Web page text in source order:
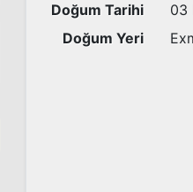
Doğum Tarihi
03
Doğum Yeri